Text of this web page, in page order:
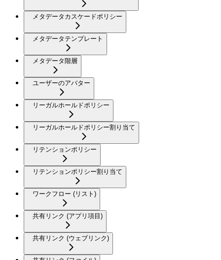
メタデータカスケードポリシー
メタデータテンプレート
メタデータ階層
ユーザーのアバター
リーガルホールドポリシー
リーガルホールドポリシー割り当て
リテンションポリシー
リテンションポリシー割り当て
ワークフロー (リスト)
共有リンク (アプリ項目)
共有リンク (ウェブリンク)